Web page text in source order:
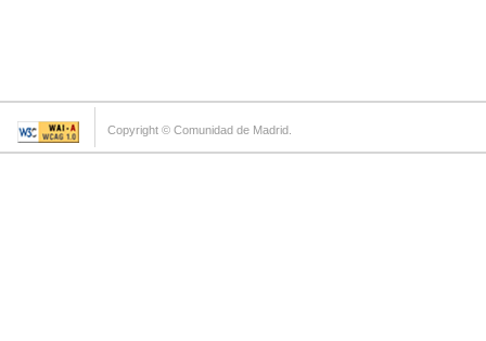
Copyright © Comunidad de Madrid.